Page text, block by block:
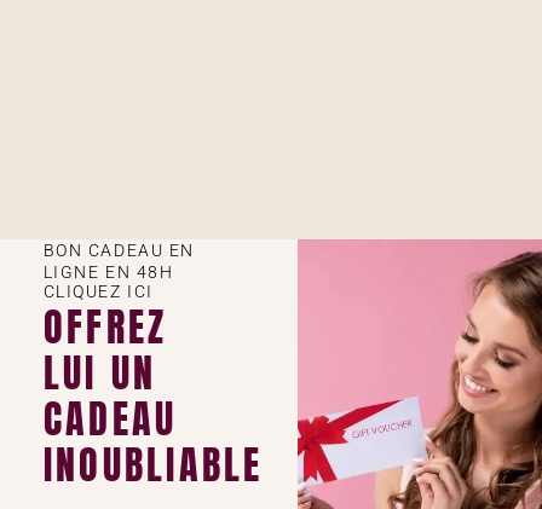
BON CADEAU EN
LIGNE EN 48H
CLIQUEZ ICI
OFFREZ
LUI UN
CADEAU
INOUBLIABLE